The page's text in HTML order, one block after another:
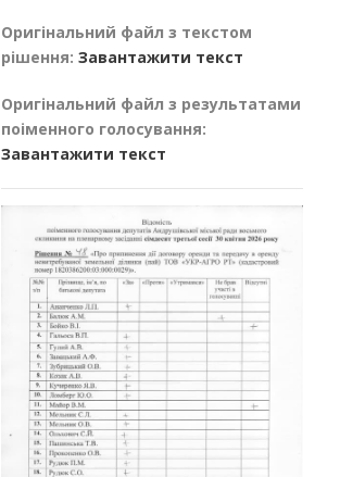
Оригінальний файл з текстом
рішення: Завантажити текст
Оригінальний файл з результатами
поіменного голосування:
Завантажити текст